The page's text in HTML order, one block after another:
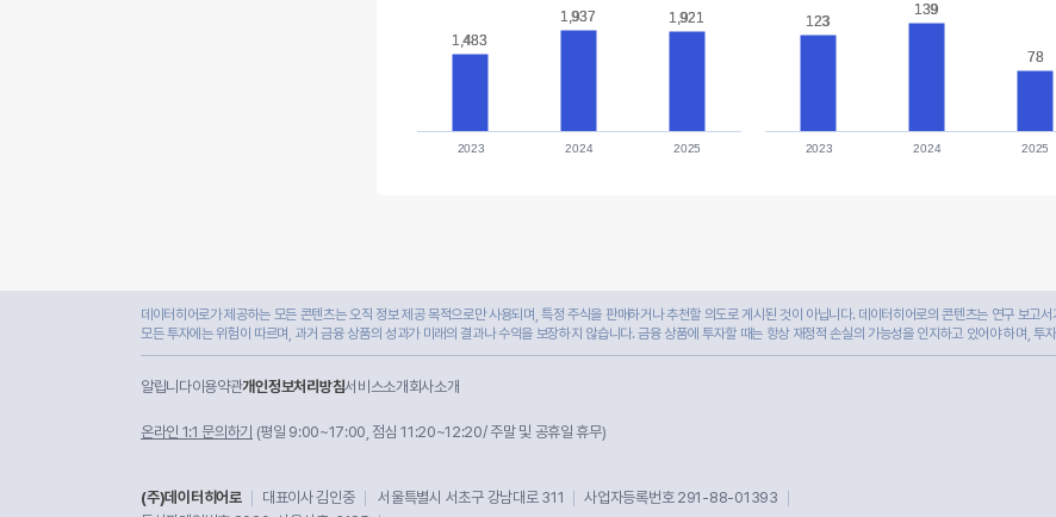
1,483
1,483
1,937
1,937 1,921
1,921
2023 2024 2025
123
123
139
139
78
78
2023 2024 2025
데이터히어로가 제공하는 모든 콘텐츠는 오직 정보 제공 목적으로만 사용되며, 특정 주식을 판매하거나 추천할 의도로 게시된 것이 아닙니다. 데이터히어로의 콘텐츠는 연구 보고
모든 투자에는 위험이 따르며, 과거 금융 상품의 성과가 미래의 결과나 수익을 보장하지 않습니다. 금융 상품에 투자할 때는 항상 재정적 손실의 가능성을 인지하고 있어야 하며, 투
알립니다이용약관개인정보처리방침서비스소개 회사소개
온라인 1:1 문의하기 (평일 9:00~17:00, 점심 11:20~12:20/ 주말 및 공휴일 휴무)
(주)데이터히어로 대표이사 김인중 서울특별시 서초구 강남대로 311
사업자등록번호 291-88-01393